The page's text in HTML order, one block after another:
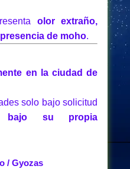
olor extraño,
de moho.
en la ciudad de
solo bajo solicitud
bajo su propia
/ Gyozas